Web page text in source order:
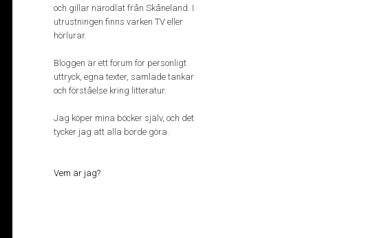
och gillar närodlat från Skåneland. I
utrustningen finns varken TV eller
hörlurar.
Bloggen är ett forum för personligt
uttryck, egna texter, samlade tankar
och förståelse kring litteratur.
Jag köper mina böcker själv, och det
tycker jag att alla borde göra.
Vem är jag?